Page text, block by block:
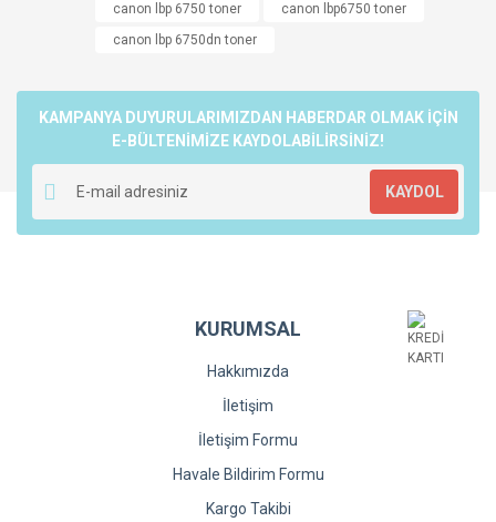
Ürün resmi kalitesiz, bozuk veya görüntülenemiyor.
Ürün bilgilerinde hatalar bulunuyor.
Ürün fiyatı diğer sitelerden daha pahalı.
canon lbp 6750 toner
canon lbp6750 toner
canon lbp 6750dn toner
KAMPANYA DUYURULARIMIZDAN HABERDAR OLMAK İÇİN
E-BÜLTENİMİZE KAYDOLABİLİRSİNİZ!
KAYDOL
KURUMSAL
Hakkımızda
İletişim
İletişim Formu
Havale Bildirim Formu
Kargo Takibi